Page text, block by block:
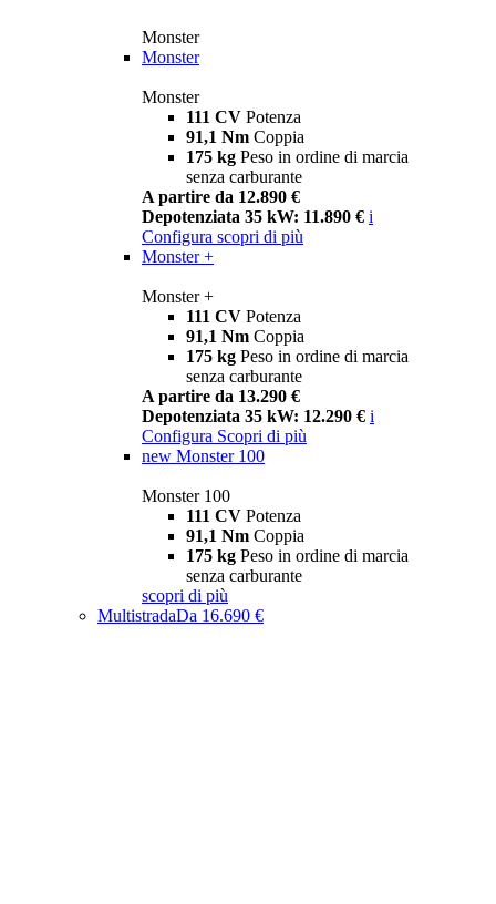
Monster
Monster
Monster
111 CV Potenza
91,1 Nm Coppia
175 kg Peso in ordine di marcia
senza carburante
A partire da 12.890 €
Depotenziata 35 kW: 11.890 € i
Configura scopri di più
Monster +
Monster +
111 CV Potenza
91,1 Nm Coppia
175 kg Peso in ordine di marcia
senza carburante
A partire da 13.290 €
Depotenziata 35 kW: 12.290 € i
Configura Scopri di più
new Monster 100
Monster 100
111 CV Potenza
91,1 Nm Coppia
175 kg Peso in ordine di marcia
senza carburante
scopri di più
MultistradaDa 16.690 €